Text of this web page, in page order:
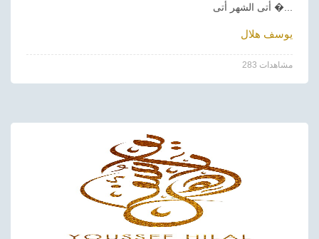
أتى الشهر أتى �...
يوسف هلال
283 مشاهدات